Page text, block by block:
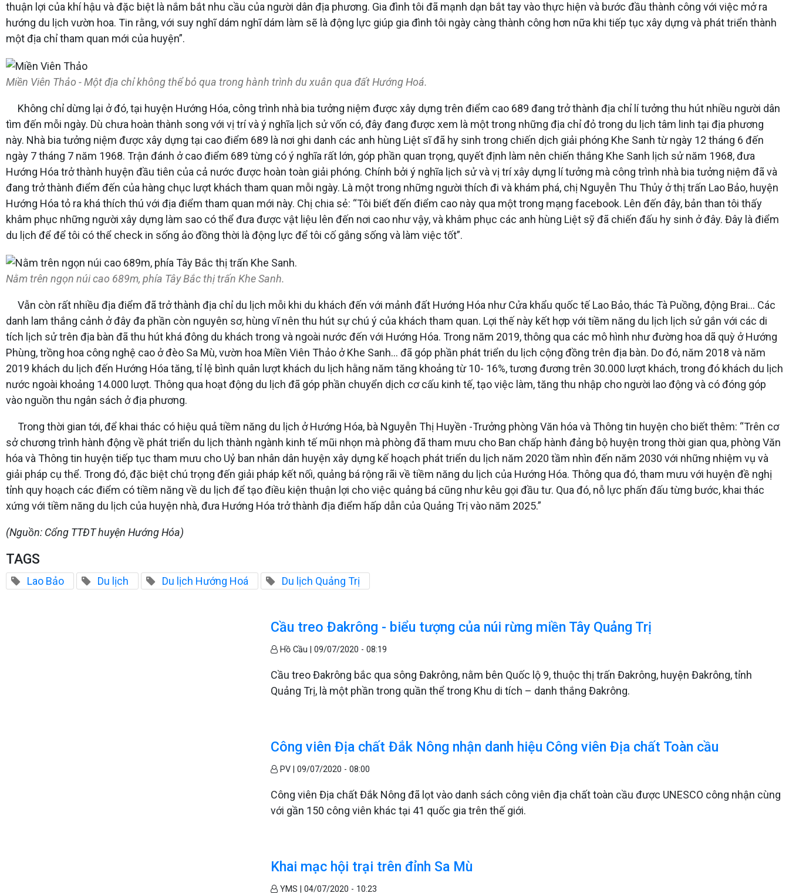
thuận lợi của khí hậu và đặc biệt là nắm bắt nhu cầu của người dân địa phương. Gia đình tôi đã mạnh dạn bắt tay vào thực hiện và bước đầu thành công với việc mở ra
hướng du lịch vườn hoa. Tin rằng, với suy nghĩ dám nghĩ dám làm sẽ là động lực giúp gia đình tôi ngày càng thành công hơn nữa khi tiếp tục xây dựng và phát triển thành
một địa chỉ tham quan mới của huyện”.
Miền Viên Thảo - Một địa chỉ không thể bỏ qua trong hành trình du xuân qua đất Hướng Hoá.
Không chỉ dừng lại ở đó, tại huyện Hướng Hóa, công trình nhà bia tưởng niệm được xây dựng trên điểm cao 689 đang trở thành địa chỉ lí tưởng thu hút nhiều người dân
tìm đến mỗi ngày. Dù chưa hoàn thành song với vị trí và ý nghĩa lịch sử vốn có, đây đang được xem là một trong những địa chỉ đỏ trong du lịch tâm linh tại địa phương
này. Nhà bia tưởng niệm được xây dựng tại cao điểm 689 là nơi ghi danh các anh hùng Liệt sĩ đã hy sinh trong chiến dịch giải phóng Khe Sanh từ ngày 12 tháng 6 đến
ngày 7 tháng 7 năm 1968. Trận đánh ở cao điểm 689 từng có ý nghĩa rất lớn, góp phần quan trọng, quyết định làm nên chiến thắng Khe Sanh lịch sử năm 1968, đưa
Hướng Hóa trở thành huyện đầu tiên của cả nước được hoàn toàn giải phóng. Chính bởi ý nghĩa lịch sử và vị trí xây dựng lí tưởng mà công trình nhà bia tưởng niệm đã và
đang trở thành điểm đến của hàng chục lượt khách tham quan mỗi ngày. Là một trong những người thích đi và khám phá, chị Nguyễn Thu Thủy ở thị trấn Lao Bảo, huyện
Hướng Hóa tỏ ra khá thích thú với địa điểm tham quan mới này. Chị chia sẻ: “Tôi biết đến điểm cao này qua một trong mạng facebook. Lên đến đây, bản than tôi thấy
khâm phục những người xây dựng làm sao có thể đưa được vật liệu lên đến nơi cao như vậy, và khâm phục các anh hùng Liệt sỹ đã chiến đấu hy sinh ở đây. Đây là điểm
du lịch để để tôi có thể check in sống ảo đồng thời là động lực để tôi cố gắng sống và làm việc tốt”.
Nằm trên ngọn núi cao 689m, phía Tây Bắc thị trấn Khe Sanh.
Vẫn còn rất nhiều địa điểm đã trở thành địa chỉ du lịch mỗi khi du khách đến với mảnh đất Hướng Hóa như Cửa khẩu quốc tế Lao Bảo, thác Tà Puồng, động Brai… Các
danh lam thắng cảnh ở đây đa phần còn nguyên sơ, hùng vĩ nên thu hút sự chú ý của khách tham quan. Lợi thế này kết hợp với tiềm năng du lịch lịch sử gắn với các di
tích lịch sử trên địa bàn đã thu hút khá đông du khách trong và ngoài nước đến với Hướng Hóa. Trong năm 2019, thông qua các mô hình như đường hoa dã quỳ ở Hướng
Phùng, trồng hoa công nghệ cao ở đèo Sa Mù, vườn hoa Miền Viên Thảo ở Khe Sanh… đã góp phần phát triển du lịch cộng đồng trên địa bàn. Do đó, năm 2018 và năm
2019 khách du lịch đến Hướng Hóa tăng, tỉ lệ bình quân lượt khách du lịch hằng năm tăng khoảng từ 10- 16%, tương đương trên 30.000 lượt khách, trong đó khách du lịch
nước ngoài khoảng 14.000 lượt. Thông qua hoạt động du lịch đã góp phần chuyển dịch cơ cấu kinh tế, tạo việc làm, tăng thu nhập cho người lao động và có đóng góp
vào nguồn thu ngân sách ở địa phương.
Trong thời gian tới, để khai thác có hiệu quả tiềm năng du lịch ở Hướng Hóa, bà Nguyễn Thị Huyền -Trưởng phòng Văn hóa và Thông tin huyện cho biết thêm: “Trên cơ
sở chương trình hành động về phát triển du lịch thành ngành kinh tế mũi nhọn mà phòng đã tham mưu cho Ban chấp hành đảng bộ huyện trong thời gian qua, phòng Văn
hóa và Thông tin huyện tiếp tục tham mưu cho Uỷ ban nhân dân huyện xây dựng kế hoạch phát triển du lịch năm 2020 tầm nhìn đến năm 2030 với những nhiệm vụ và
giải pháp cụ thể. Trong đó, đặc biệt chú trọng đến giải pháp kết nối, quảng bá rộng rãi về tiềm năng du lịch của Hướng Hóa. Thông qua đó, tham mưu với huyện đề nghị
tỉnh quy hoạch các điểm có tiềm năng về du lịch để tạo điều kiện thuận lợi cho việc quảng bá cũng như kêu gọi đầu tư. Qua đó, nỗ lực phấn đấu từng bước, khai thác
xứng với tiềm năng du lịch của huyện nhà, đưa Hướng Hóa trở thành địa điểm hấp dẫn của Quảng Trị vào năm 2025.”
(Nguồn: Cổng TTĐT huyện Hướng Hóa)
TAGS
Lao Bảo Du lịch Du lịch Hướng Hoá Du lịch Quảng Trị
Cầu treo Đakrông - biểu tượng của núi rừng miền Tây Quảng Trị
Hồ Cầu |09/07/2020 - 08:19
Cầu treo Đakrông bắc qua sông Đakrông, nằm bên Quốc lộ 9, thuộc thị trấn Đakrông, huyện Đakrông, tỉnh
Quảng Trị, là một phần trong quần thể trong Khu di tích – danh thắng Đakrông.
Công viên Địa chất Đắk Nông nhận danh hiệu Công viên Địa chất Toàn cầu
PV |09/07/2020 - 08:00
Công viên Địa chất Đắk Nông đã lọt vào danh sách công viên địa chất toàn cầu được UNESCO công nhận cùng
với gần 150 công viên khác tại 41 quốc gia trên thế giới.
Khai mạc hội trại trên đỉnh Sa Mù
YMS |04/07/2020 - 10:23